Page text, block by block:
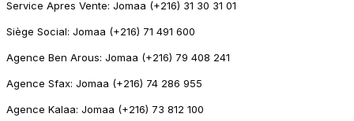
Service Apres Vente: Jomaa (+216) 31 30 31 01
Siège Social: Jomaa (+216) 71 491 600
Agence Ben Arous: Jomaa (+216) 79 408 241
Agence Sfax: Jomaa (+216) 74 286 955
Agence Kalaa: Jomaa (+216) 73 812 100